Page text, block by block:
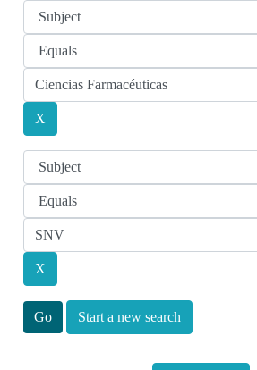
Start a new search